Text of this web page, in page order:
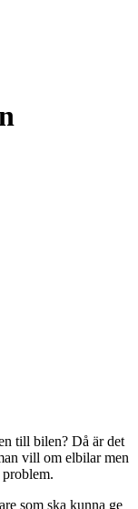
till bilen? Då är det
vill om elbilar men
som ska kunna ge